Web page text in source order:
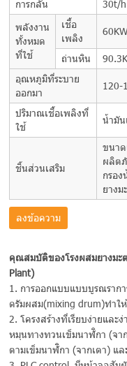
การกลั่น
30t/h
พลังงาน
ทั้งหมด
ที่ใช้
เชื้อ
เพลิง
ถ่านหิน
อุณหภูมิที่ระบาย
ออกมา
120-
ปริมาณเชื้อเพลิงที่
ใช้
น้ำมั
ชิ้นส่วนเสริม
ขนา
ผลิต
กรอ
ยางม
ลงข้อความ
คุณสมบัติของโรงผสมยางมะ
Plant)
1. การออกแบบแบบบูรณราก
ดรัมผสม(mixing drum)ทำ
2. โครงสร้างที่เรียบง่ายและ
หมุนทางทวนเข็มนาฬิกา (จา
ตามเข็มนาฬิกา (จากเตา) แ